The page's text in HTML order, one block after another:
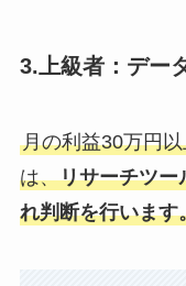
3.上級者：デー
月の利益30万円
は、リサーチツー
れ判断を行います